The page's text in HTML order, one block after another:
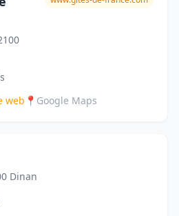
web 📍 Google Maps
Dinan